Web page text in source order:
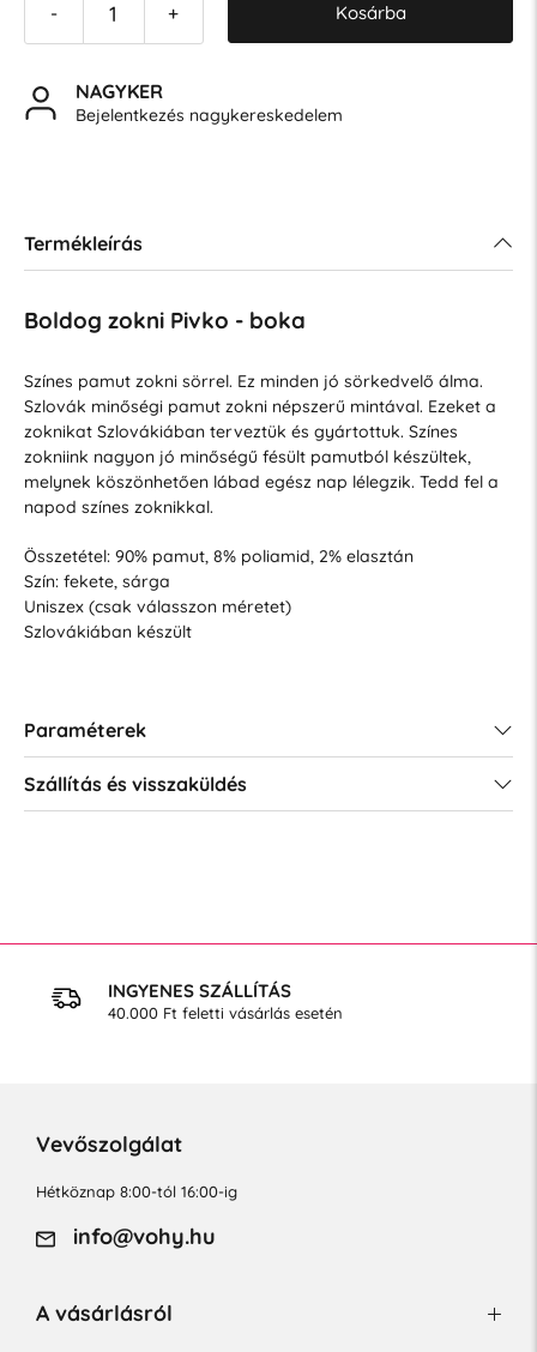
- + Kosárba
NAGYKER
Bejelentkezés nagykereskedelem
Termékleírás
Boldog zokni Pivko - boka
Színes pamut zokni sörrel. Ez minden jó sörkedvelő álma.
Szlovák minőségi pamut zokni népszerű mintával. Ezeket a
zoknikat Szlovákiában terveztük és gyártottuk. Színes
zokniink nagyon jó minőségű fésült pamutból készültek,
melynek köszönhetően lábad egész nap lélegzik. Tedd fel a
napod színes zoknikkal.
Összetétel: 90% pamut, 8% poliamid, 2% elasztán
Szín: fekete, sárga
Uniszex (csak válasszon méretet)
Szlovákiában készült
Paraméterek
Szállítás és visszaküldés
INGYENES SZÁLLÍTÁS
40.000 Ft feletti vásárlás esetén
Vevőszolgálat
Hétköznap 8:00-tól 16:00-ig
info@vohy.hu
A vásárlásról